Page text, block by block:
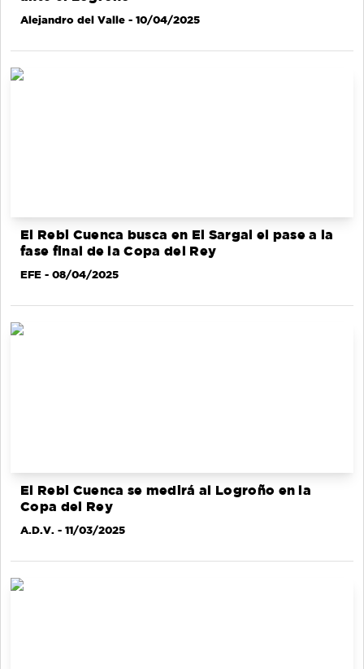
Alejandro del Valle - 10/04/2025
El Rebi Cuenca busca en El Sargal el pase a la
fase final de la Copa del Rey
EFE - 08/04/2025
El Rebi Cuenca se medirá al Logroño en la
Copa del Rey
A.D.V. - 11/03/2025